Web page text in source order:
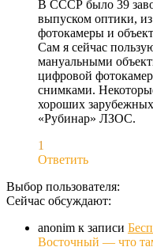
В СССР было 39
выпуском оптики,
фотокамеры и
Сам я сейчас
мануальными
цифровой
снимками.
хороших
«Рубинар» ЛЗОС.
1
Ответить
Выбор пользователя:
Сейчас обсуждают:
anonim к записи
Восточный — что